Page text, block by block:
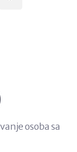
osoba sa